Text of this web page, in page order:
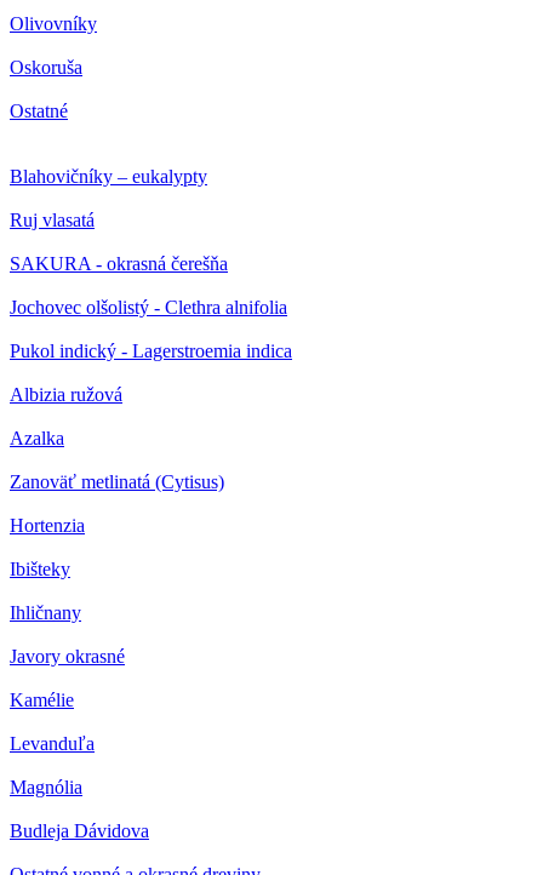
Olivovníky
Oskoruša
Ostatné
Blahovičníky – eukalypty
Ruj vlasatá
SAKURA - okrasná čerešňa
Jochovec olšolistý - Clethra alnifolia
Pukol indický - Lagerstroemia indica
Albizia ružová
Azalka
Zanoväť metlinatá (Cytisus)
Hortenzia
Ibišteky
Ihličnany
Javory okrasné
Kamélie
Levanduľa
Magnólia
Budleja Dávidova